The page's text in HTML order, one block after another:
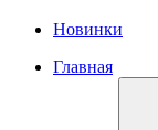
Новинки
Главная